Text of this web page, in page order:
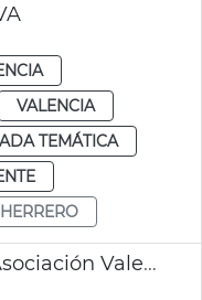
VALENCIA
TEMÁTICA
Reunión alcaldesa con Asociación Valenciana Agricultores